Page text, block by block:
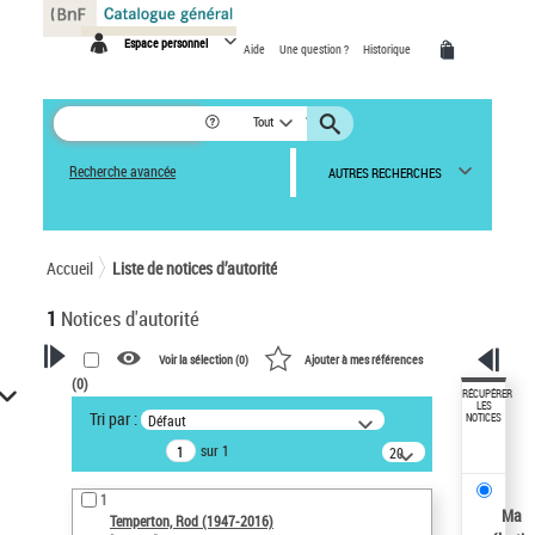
Espace personnel Aide Une question ? Historique
Tout
Recherche avancée AUTRES RECHERCHES
Accueil Liste de notices d’autorité
1 Notices d'autorité
VOTRE RECHERCHE
Recherche avancée dans les
notices d’autorité
Œuvres liées à l'auteur :
Temperton, Rod (1947-2016)
Voir la sélection (0) Ajouter à mes références
(0)
Tri par : Défaut
sur 1
20
résultats/page
1
Temperton, Rod (1947-2016)
RÉCUPÉRER
LES
NOTICES
Ma
Panneau de gestion des cookies